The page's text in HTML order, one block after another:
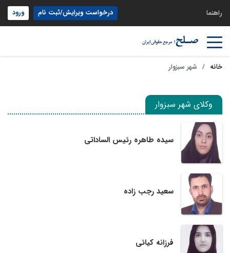
راهنما درخواست ویرایش/ثبت نام ورود
خانه شهر سبزوار
وکلای شهر سبزوار
سیده طاهره رئیس الساداتی
سعید رجب زاده
فرزانه کیائی